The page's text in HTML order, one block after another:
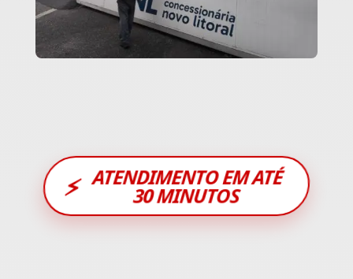
⚡ ATENDIMENTO EM ATÉ
30 MINUTOS